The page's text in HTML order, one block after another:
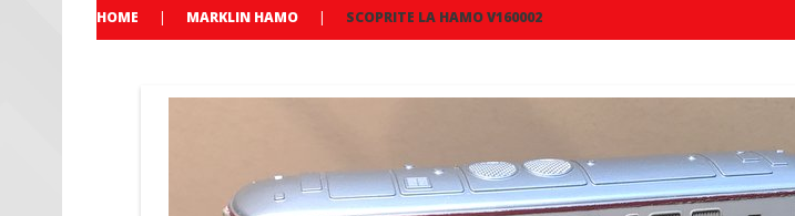
HOME MARKLIN HAMO SCOPRITE LA HAMO V160002